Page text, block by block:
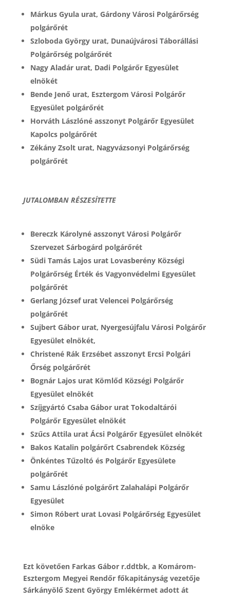
Márkus Gyula urat, Gárdony Városi Polgárőrség
polgárőrét
Szloboda György urat, Dunaújvárosi Táborállási
Polgárőrség polgárőrét
Nagy Aladár urat, Dadi Polgárőr Egyesület
elnökét
Bende Jenő urat, Esztergom Városi Polgárőr
Egyesület polgárőrét
Horváth Lászlóné asszonyt Polgárőr Egyesület
Kapolcs polgárőrét
Zékány Zsolt urat, Nagyvázsonyi Polgárőrség
polgárőrét
JUTALOMBAN RÉSZESÍTETTE
Bereczk Károlyné asszonyt Városi Polgárőr
Szervezet Sárbogárd polgárőrét
Südi Tamás Lajos urat Lovasberény Községi
Polgárőrség Érték és Vagyonvédelmi Egyesület
polgárőrét
Gerlang József urat Velencei Polgárőrség
polgárőrét
Sujbert Gábor urat, Nyergesújfalu Városi Polgárőr
Egyesület elnökét,
Christené Rák Erzsébet asszonyt Ercsi Polgári
Őrség polgárőrét
Bognár Lajos urat Kömlőd Községi Polgárőr
Egyesület elnökét
Szíjgyártó Csaba Gábor urat Tokodaltárói
Polgárőr Egyesület elnökét
Szűcs Attila urat Ácsi Polgárőr Egyesület elnökét
Bakos Katalin polgárőrt Csabrendek Község
Önkéntes Tűzoltó és Polgárőr Egyesülete
polgárőrét
Samu Lászlóné polgárőrt Zalahalápi Polgárőr
Egyesület
Simon Róbert urat Lovasi Polgárőrség Egyesület
elnöke
Ezt követően Farkas Gábor r.ddtbk, a Komárom-
Esztergom Megyei Rendőr főkapitányság vezetője
Sárkányölő Szent György Emlékérmet adott át